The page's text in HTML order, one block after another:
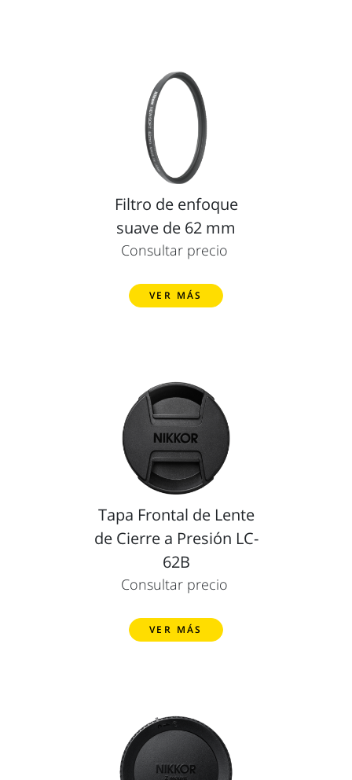
Filtro de enfoque
suave de 62 mm
Consultar precio
VER MÁS
Tapa Frontal de Lente
de Cierre a Presión LC-
62B
Consultar precio
VER MÁS